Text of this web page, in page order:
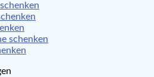
schenken